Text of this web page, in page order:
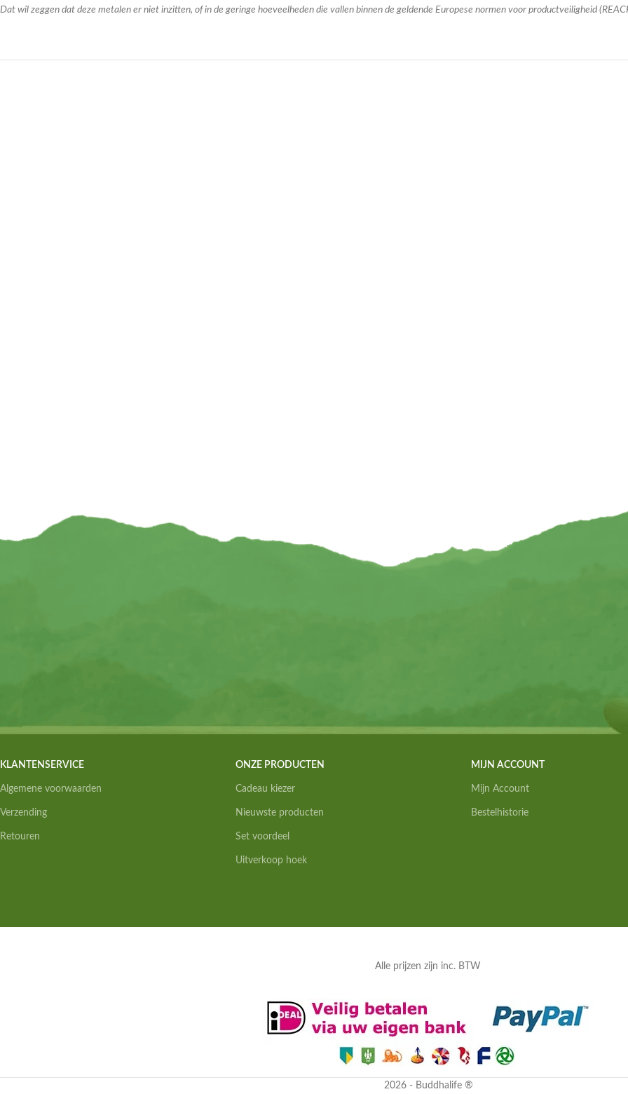
Dat wil zeggen dat deze metalen er niet inzitten, of in de geringe hoeveelheden die vallen binnen de geldende Europese normen voor productveiligheid
KLANTENSERVICE
Algemene voorwaarden
Verzending
Retouren
ONZE PRODUCTEN
Cadeau kiezer
Nieuwste producten
Set voordeel
Uitverkoop hoek
MIJN ACCOUNT
Mijn Account
Bestelhistorie
Alle prijzen zijn inc. BTW
2026 - Buddhalife ®